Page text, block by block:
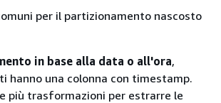
per il partizionamento nascosto
in base alla data o all'ora,
hanno una colonna con timestamp.
più trasformazioni per estrarre le